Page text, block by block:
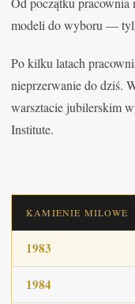
modeli do wyboru —
Po kilku latach
nieprzerwanie do dziś.
warsztacie jubilerskim
Institute.
KAMIENIE MILOWE
1983
1984